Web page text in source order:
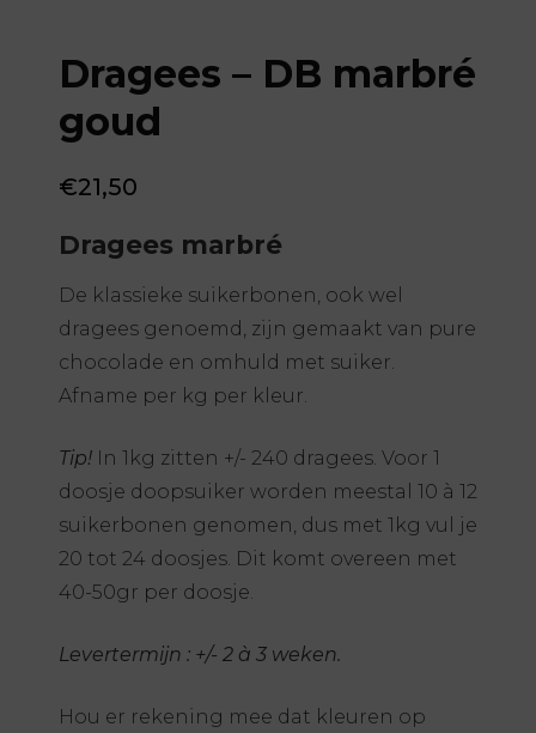
Dragees – DB marbré
goud
€21,50
Dragees marbré
De klassieke suikerbonen, ook wel
dragees genoemd, zijn gemaakt van pure
chocolade en omhuld met suiker.
Afname per kg per kleur.
Tip! In 1kg zitten +/- 240 dragees. Voor 1
doosje doopsuiker worden meestal 10 à 12
suikerbonen genomen, dus met 1kg vul je
20 tot 24 doosjes. Dit komt overeen met
40-50gr per doosje.
Levertermijn : +/- 2 à 3 weken.
Hou er rekening mee dat kleuren op